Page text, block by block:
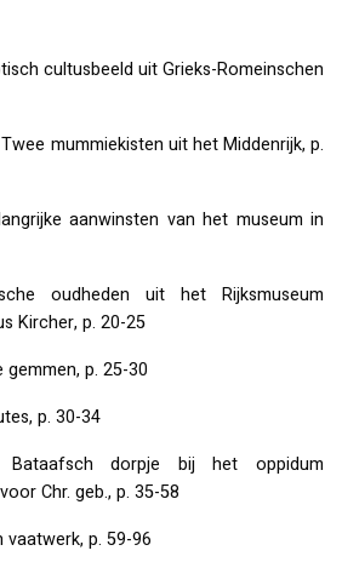
cultusbeeld uit Grieks-Romeinschen
Twee mummiekisten uit het Middenrijk, p.
aanwinsten van het museum in
oudheden uit het Rijksmuseum
Kircher, p. 20-25
gemmen, p. 25-30
p. 30-34
dorpje bij het oppidum
Chr. geb., p. 35-58
vaatwerk, p. 59-96